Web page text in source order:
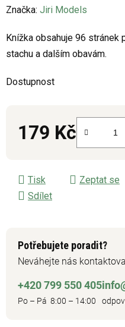
hodnocení
je
0,0
Značka: Jiri Models
Knížka obsahuje 96 stránek
stachu a dalším obavám.
Dostupnost
179 Kč
Tisk Zeptat se
Sdílet
Potřebujete poradit?
Neváhejte nás
+420 799 550 405
Po – Pá 8:00 – 14:00